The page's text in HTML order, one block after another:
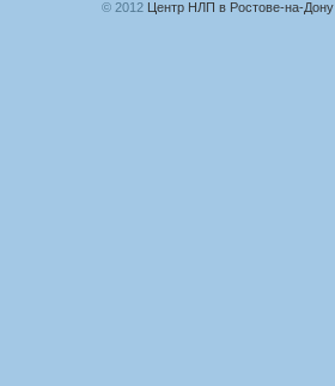
© 2012 Центр НЛП в Ростове-на-Дону